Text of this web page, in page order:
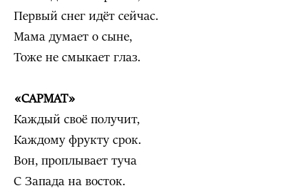
Первый снег идёт сейчас.
Мама думает о сыне,
Тоже не смыкает глаз.
«САРМАТ»
Каждый своё получит,
Каждому фрукту срок.
Вон, проплывает туча
С Запада на восток.